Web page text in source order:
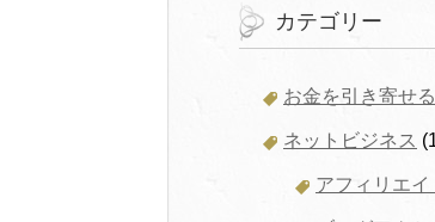
カテゴリー
お金を引き寄せる
ネットビジネス
アフィリエイ